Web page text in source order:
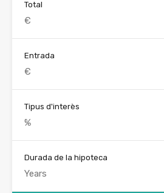
Total
Entrada
Tipus d'interès
Durada de la hipoteca